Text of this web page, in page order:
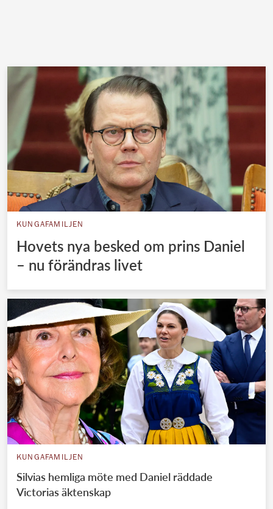
KUNGAFAMILJEN
Hovets nya besked om prins Daniel
– nu förändras livet
KUNGAFAMILJEN
Silvias hemliga möte med Daniel räddade
Victorias äktenskap